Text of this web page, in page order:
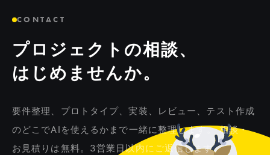
CONTACT
プロジェクトの相談、
はじめませんか。
要件整理、プロトタイプ、実装、レビュー、テスト作成
のどこでAIを使えるかまで一緒に整理します。 相談・
お見積りは無料。3営業日以内にご返信します。